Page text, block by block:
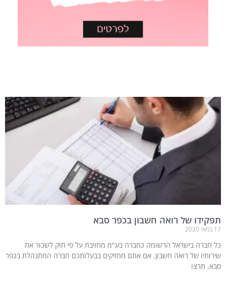
תפקידו של רואה חשבון בכפר סבא
17 במאי 2020
כל חברה בישראל הרשומה כחברה בע"מ מחויבת על פי חוק לשכור את
שירותיו של רואה חשבון. אם אתם מחזיקים בבעלותכם חברה המתנהלת בכפר
סבא, תרצו